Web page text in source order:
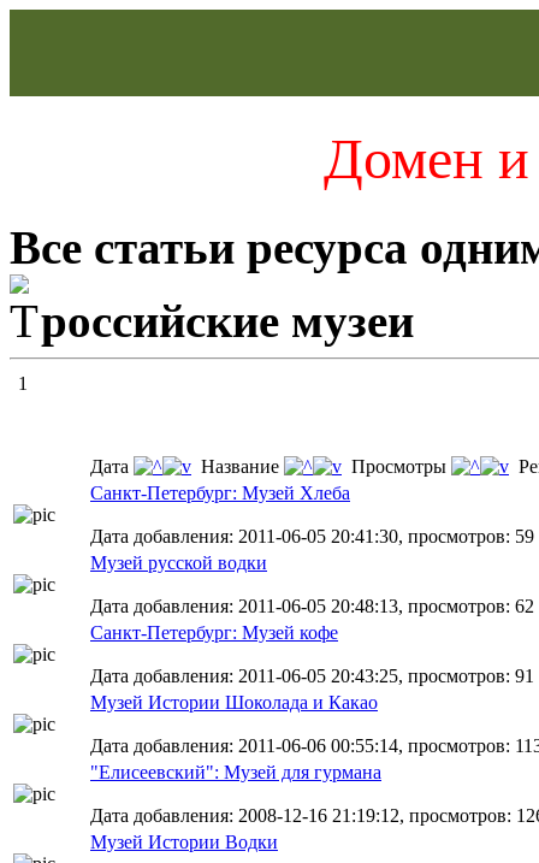
Домен и
Все статьи ресурса
российские музеи
1
Дата Название Просмотры
Санкт-Петербург: Музей Хлеба
Дата добавления: 2011-06-05 20:41:30, просмотров: 59
Музей русской водки
Дата добавления: 2011-06-05 20:48:13, просмотров: 62
Санкт-Петербург: Музей кофе
Дата добавления: 2011-06-05 20:43:25, просмотров: 91
Музей Истории Шоколада и Какао
Дата добавления: 2011-06-06 00:55:14, просмотров:
"Елисеевский": Музей для гурмана
Дата добавления: 2008-12-16 21:19:12, просмотров:
Музей Истории Водки